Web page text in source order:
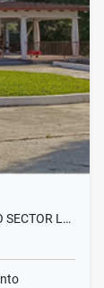
SECTOR L…